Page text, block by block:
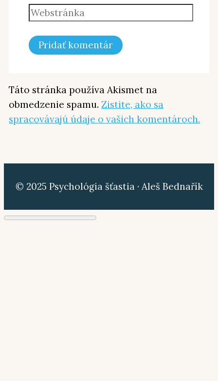
Táto stránka používa Akismet na
obmedzenie spamu.Zistite, ako sa
spracovávajú údaje o vašich komentároch.
© 2025 Psychológia šťastia · Aleš Bednařík